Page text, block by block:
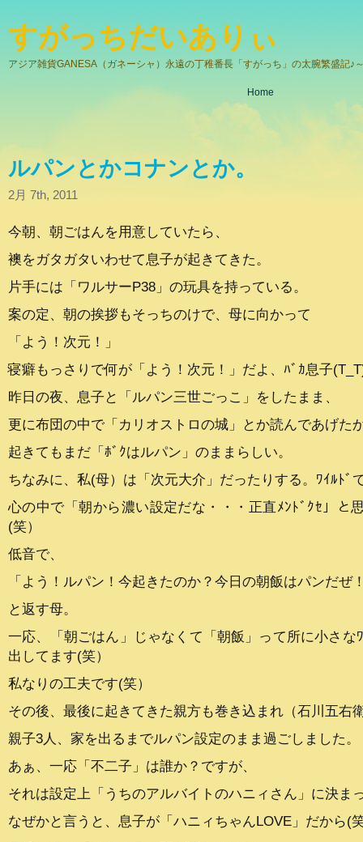
すがっちだいありぃ
アジア雑貨GANESA（ガネーシャ）永遠の丁稚番長「すがっち」の太腕繁盛記
Home
ルパンとかコナンとか。
2月 7th, 2011
今朝、朝ごはんを用意していたら、
襖をガタガタいわせて息子が起きてきた。
片手には「ワルサーP38」の玩具を持っている。
案の定、朝の挨拶もそっちのけで、母に向かって
「よう！次元！」
寝癖もっさりで何が「よう！次元！」だよ、ﾊﾞｶ息子
昨日の夜、息子と「ルパン三世ごっこ」をしたまま、
更に布団の中で「カリオストロの城」とか読んであげた
起きてもまだ「ﾎﾞｸはルパン」のままらしい。
ちなみに、私(母）は「次元大介」だったりする。ﾜｲﾙﾄﾞ
心の中で「朝から濃い設定だな・・・正直ﾒﾝﾄﾞｸｾ」と
(笑）
低音で、
「よう！ルパン！今起きたのか？今日の朝飯はパンだぜ
と返す母。
一応、「朝ごはん」じゃなくて「朝飯」って所に小さな
出してます(笑）
私なりの工夫です(笑）
その後、最後に起きてきた親方も巻き込まれ（石川五右
親子3人、家を出るまでルパン設定のまま過ごしました。
あぁ、一応「不二子」は誰か？ですが、
それは設定上「うちのアルバイトのハニィさん」に決ま
なぜかと言うと、息子が「ハニィちゃんLOVE」だから(